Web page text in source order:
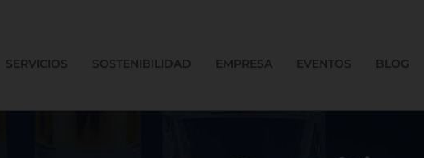
SERVICIOS SOSTENIBILIDAD EMPRESA EVENTOS BLOG